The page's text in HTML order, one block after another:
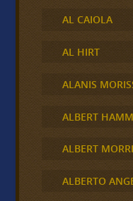
AL CAIOLA
AL HIRT
ALANIS
ALBERT
ALBERT
ALBERTO